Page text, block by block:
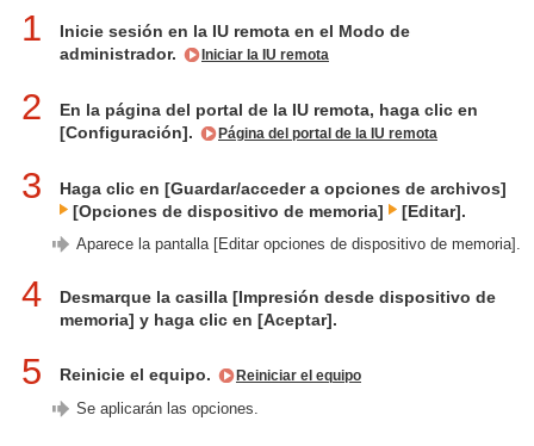
1
Inicie sesión en la IU remota en el Modo de
administrador.
Iniciar la IU remota
2
En la página del portal de la IU remota, haga clic en
[Configuración].
Página del portal de la IU remota
3
Haga clic en [Guardar/acceder a opciones de archivos]
[Opciones de dispositivo de memoria]
[Editar].
Aparece la pantalla [Editar opciones de dispositivo de memoria].
4
Desmarque la casilla [Impresión desde dispositivo de
memoria] y haga clic en [Aceptar].
5 Reinicie el equipo. Reiniciar el equipo
Se aplicarán las opciones.